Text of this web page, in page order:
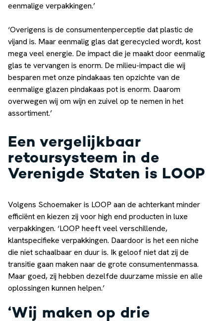
eenmalige verpakkingen.’
‘Overigens is de consumentenperceptie dat plastic de
vijand is. Maar eenmalig glas dat gerecycled wordt, kost
mega veel energie. De impact die je maakt door eenmalig
glas te vervangen is enorm. De milieu-impact die wij
besparen met onze pindakaas ten opzichte van de
eenmalige glazen pindakaas pot is enorm. Daarom
overwegen wij om wijn en zuivel op te nemen in het
assortiment.’
Een vergelijkbaar
retoursysteem in de
Verenigde Staten is LOOP
Volgens Schoemaker is LOOP aan de achterkant minder
efficiënt en kiezen zij voor high end producten in luxe
verpakkingen. ‘LOOP heeft veel verschillende,
klantspecifieke verpakkingen. Daardoor is het een niche
die niet schaalbaar en duur is. Ik geloof niet dat zij de
transitie gaan maken naar de grote consumentenmassa.
Maar goed, zij hebben dezelfde duurzame missie en alle
oplossingen kunnen helpen.’
‘Wij maken op drie